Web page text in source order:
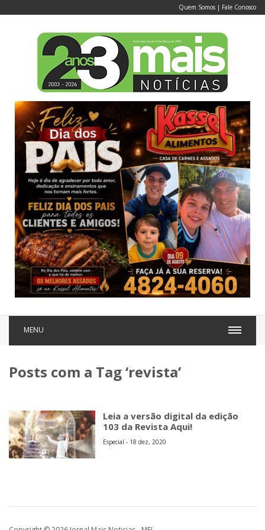
Quem Somos | Fale Conosco
MENU
Posts com a Tag ‘revista’
Leia a versão digital da edição
103 da Revista Aqui!
Especial - 18 dez, 2020